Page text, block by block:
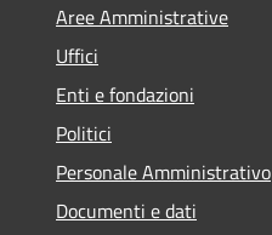
Aree Amministrative
Uffici
Enti e fondazioni
Politici
Personale Amministrativo
Documenti e dati